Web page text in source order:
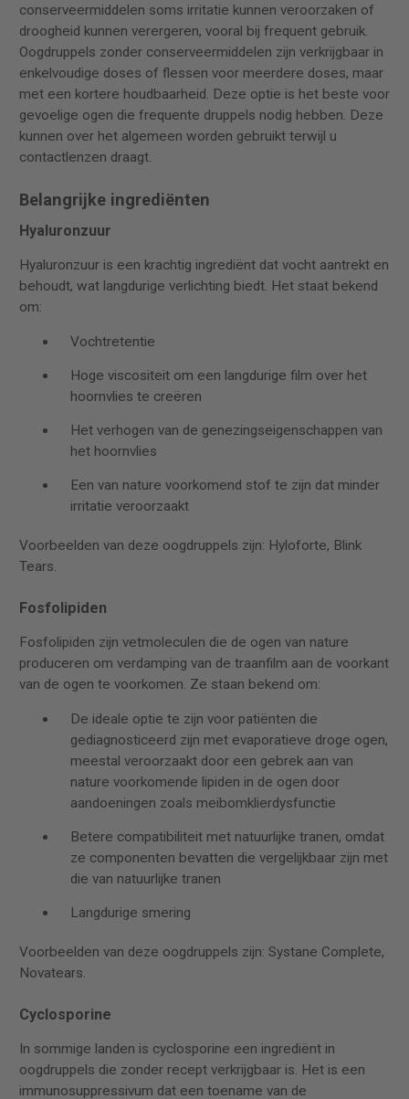
conserveermiddelen soms irritatie kunnen veroorzaken of
droogheid kunnen verergeren, vooral bij frequent gebruik.
Oogdruppels zonder conserveermiddelen zijn verkrijgbaar in
enkelvoudige doses of flessen voor meerdere doses, maar
met een kortere houdbaarheid. Deze optie is het beste voor
gevoelige ogen die frequente druppels nodig hebben. Deze
kunnen over het algemeen worden gebruikt terwijl u
contactlenzen draagt.
Belangrijke ingrediënten
Hyaluronzuur
Hyaluronzuur is een krachtig ingrediënt dat vocht aantrekt en
behoudt, wat langdurige verlichting biedt. Het staat bekend
om:
Vochtretentie
Hoge viscositeit om een langdurige film over het
hoornvlies te creëren
Het verhogen van de genezingseigenschappen van
het hoornvlies
Een van nature voorkomend stof te zijn dat minder
irritatie veroorzaakt
Voorbeelden van deze oogdruppels zijn: Hyloforte, Blink
Tears.
Fosfolipiden
Fosfolipiden zijn vetmoleculen die de ogen van nature
produceren om verdamping van de traanfilm aan de voorkant
van de ogen te voorkomen. Ze staan bekend om:
De ideale optie te zijn voor patiënten die
gediagnosticeerd zijn met evaporatieve droge ogen,
meestal veroorzaakt door een gebrek aan van
nature voorkomende lipiden in de ogen door
aandoeningen zoals meibomklierdysfunctie
Betere compatibiliteit met natuurlijke tranen, omdat
ze componenten bevatten die vergelijkbaar zijn met
die van natuurlijke tranen
Langdurige smering
Voorbeelden van deze oogdruppels zijn: Systane Complete,
Novatears.
Cyclosporine
In sommige landen is cyclosporine een ingrediënt in
oogdruppels die zonder recept verkrijgbaar is. Het is een
immunosuppressivum dat een toename van de